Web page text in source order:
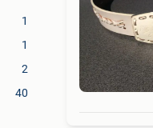
1
1
2
40